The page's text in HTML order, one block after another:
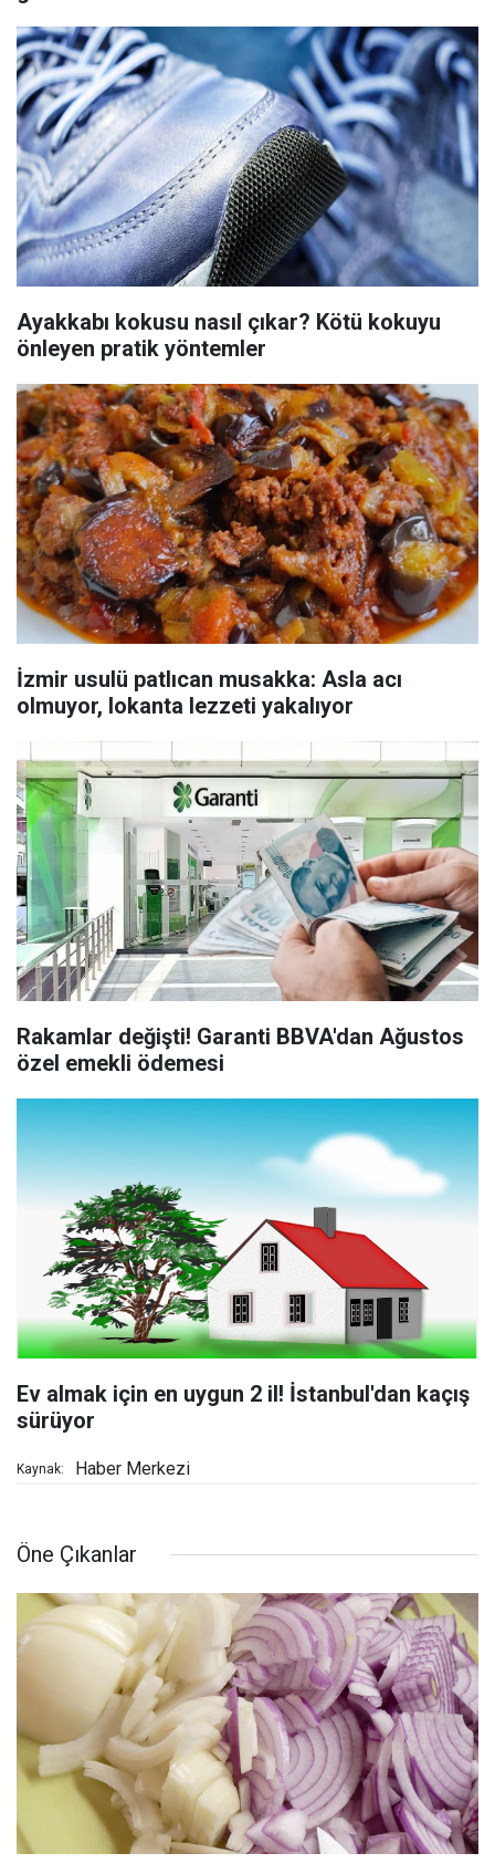
Ayakkabı kokusu nasıl çıkar? Kötü kokuyu
önleyen pratik yöntemler
İzmir usulü patlıcan musakka: Asla acı
olmuyor, lokanta lezzeti yakalıyor
Rakamlar değişti! Garanti BBVA'dan Ağustos
özel emekli ödemesi
Ev almak için en uygun 2 il! İstanbul'dan kaçış
sürüyor
Kaynak: Haber Merkezi
Öne Çıkanlar